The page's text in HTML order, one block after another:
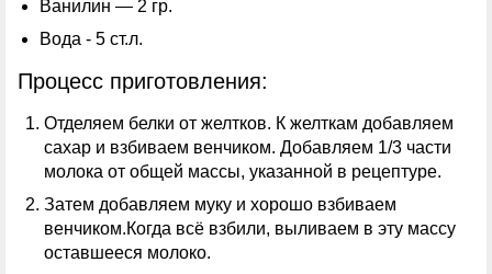
Ванилин — 2 гр.
Вода - 5 ст.л.
Процесс приготовления:
Отделяем белки от желтков. К желткам добавляем
сахар и взбиваем венчиком. Добавляем 1/3 части
молока от общей массы, указанной в рецептуре.
Затем добавляем муку и хорошо взбиваем
венчиком.Когда всё взбили, выливаем в эту массу
оставшееся молоко.